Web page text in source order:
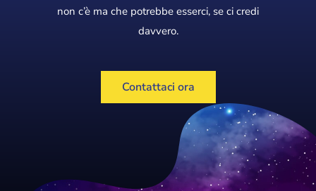
non c’è ma che potrebbe esserci, se ci credi
davvero.
Contattaci ora